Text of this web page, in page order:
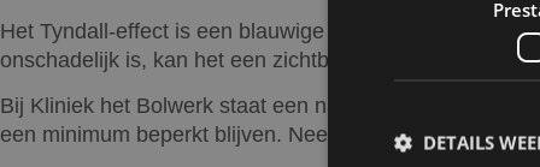
Het Tyndall-effect is een blauwige verkleuring die kan
onschadelijk is, kan het een zichtbaar effect geven dat
Bij Kliniek het Bolwerk staat een natuurlijk resultaat
een minimum beperkt blijven. Neem bij vragencontact
DETAILS